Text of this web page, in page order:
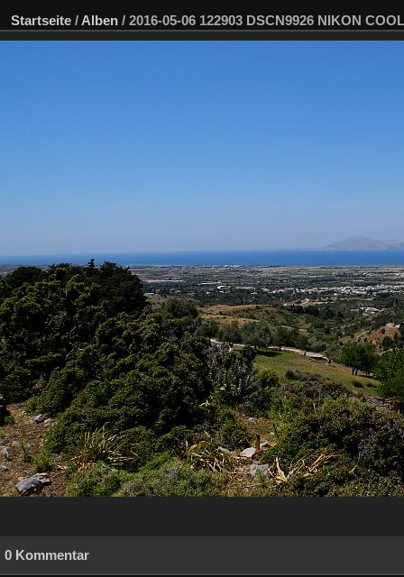
Startseite / Alben / 2016-05-06 122903 DSCN9926 NIKON
0 Kommentar